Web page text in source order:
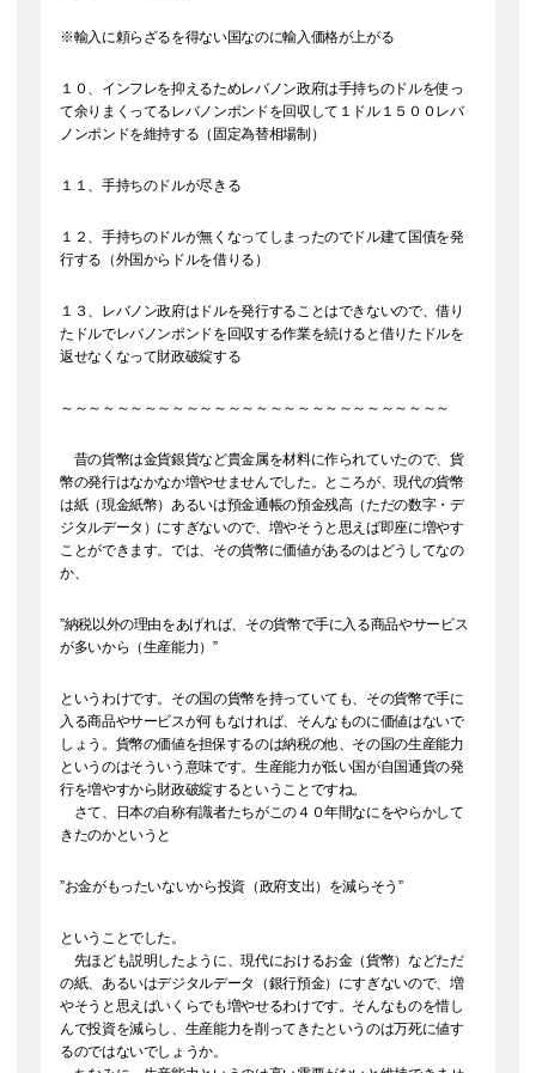
※輸入に頼らざるを得ない国なのに輸入価格が上がる
１０、インフレを抑えるためレバノン政府は手持ちのドルを使っ
て余りまくってるレバノンポンドを回収して１ドル１５００レバ
ノンポンドを維持する（固定為替相場制）
１１、手持ちのドルが尽きる
１２、手持ちのドルが無くなってしまったのでドル建て国債を発
行する（外国からドルを借りる）
１３、レバノン政府はドルを発行することはできないので、借り
たドルでレバノンポンドを回収する作業を続けると借りたドルを
返せなくなって財政破綻する
～～～～～～～～～～～～～～～～～～～～～～～～～～～～
昔の貨幣は金貨銀貨など貴金属を材料に作られていたので、貨
幣の発行はなかなか増やせませんでした。ところが、現代の貨幣
は紙（現金紙幣）あるいは預金通帳の預金残高（ただの数字・デ
ジタルデータ）にすぎないので、増やそうと思えば即座に増やす
ことができます。では、その貨幣に価値があるのはどうしてなの
か、
”納税以外の理由をあげれば、その貨幣で手に入る商品やサービス
が多いから（生産能力）”
というわけです。その国の貨幣を持っていても、その貨幣で手に
入る商品やサービスが何もなければ、そんなものに価値はないで
しょう。貨幣の価値を担保するのは納税の他、その国の生産能力
というのはそういう意味です。生産能力が低い国が自国通貨の発
行を増やすから財政破綻するということですね。
さて、日本の自称有識者たちがこの４０年間なにをやらかして
きたのかというと
”お金がもったいないから投資（政府支出）を減らそう”
ということでした。
先ほども説明したように、現代におけるお金（貨幣）などただ
の紙、あるいはデジタルデータ（銀行預金）にすぎないので、増
やそうと思えばいくらでも増やせるわけです。そんなものを惜し
んで投資を減らし、生産能力を削ってきたというのは万死に値す
るのではないでしょうか。